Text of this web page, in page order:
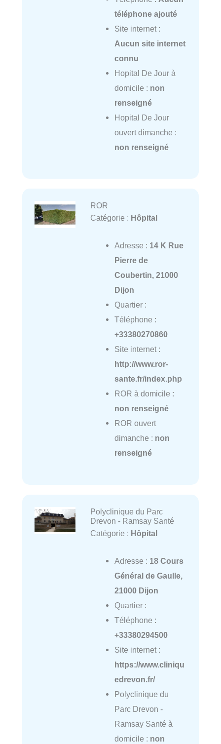
téléphone ajouté
Site internet :
Aucun site internet
connu
Hopital De Jour à
domicile : non
renseigné
Hopital De Jour
ouvert dimanche :
non renseigné
ROR
Catégorie : Hôpital
Adresse : 14 K Rue
Pierre de
Coubertin, 21000
Dijon
Quartier :
Téléphone :
+33380270860
Site internet :
http://www.ror-
sante.fr/index.php
ROR à domicile :
non renseigné
ROR ouvert
dimanche : non
renseigné
Polyclinique du Parc
Drevon - Ramsay Santé
Catégorie : Hôpital
Adresse : 18 Cours
Général de Gaulle,
21000 Dijon
Quartier :
Téléphone :
+33380294500
Site internet :
https://www.cliniqu
edrevon.fr/
Polyclinique du
Parc Drevon -
Ramsay Santé à
domicile : non